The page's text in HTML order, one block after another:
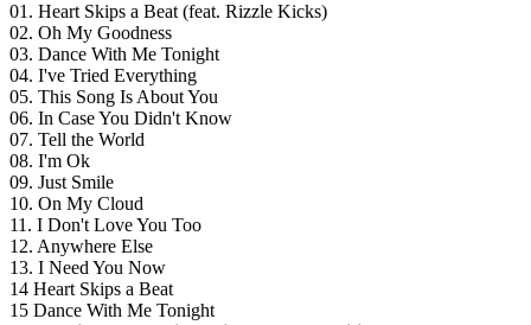
01. Heart Skips a Beat (feat. Rizzle Kicks)
02. Oh My Goodness
03. Dance With Me Tonight
04. I've Tried Everything
05. This Song Is About You
06. In Case You Didn't Know
07. Tell the World
08. I'm Ok
09. Just Smile
10. On My Cloud
11. I Don't Love You Too
12. Anywhere Else
13. I Need You Now
14 Heart Skips a Beat
15 Dance With Me Tonight